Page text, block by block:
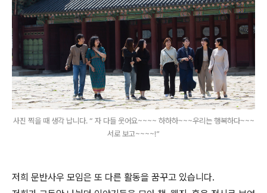
사진 찍을 때 생각 납니다. “ 자 다들 웃어요~~~~ 하하하~~~우리는 행복하다~~~
서로 보고~~~~!”
저희 문반사우 모임은 또 다른 활동을 꿈꾸고 있습니다.